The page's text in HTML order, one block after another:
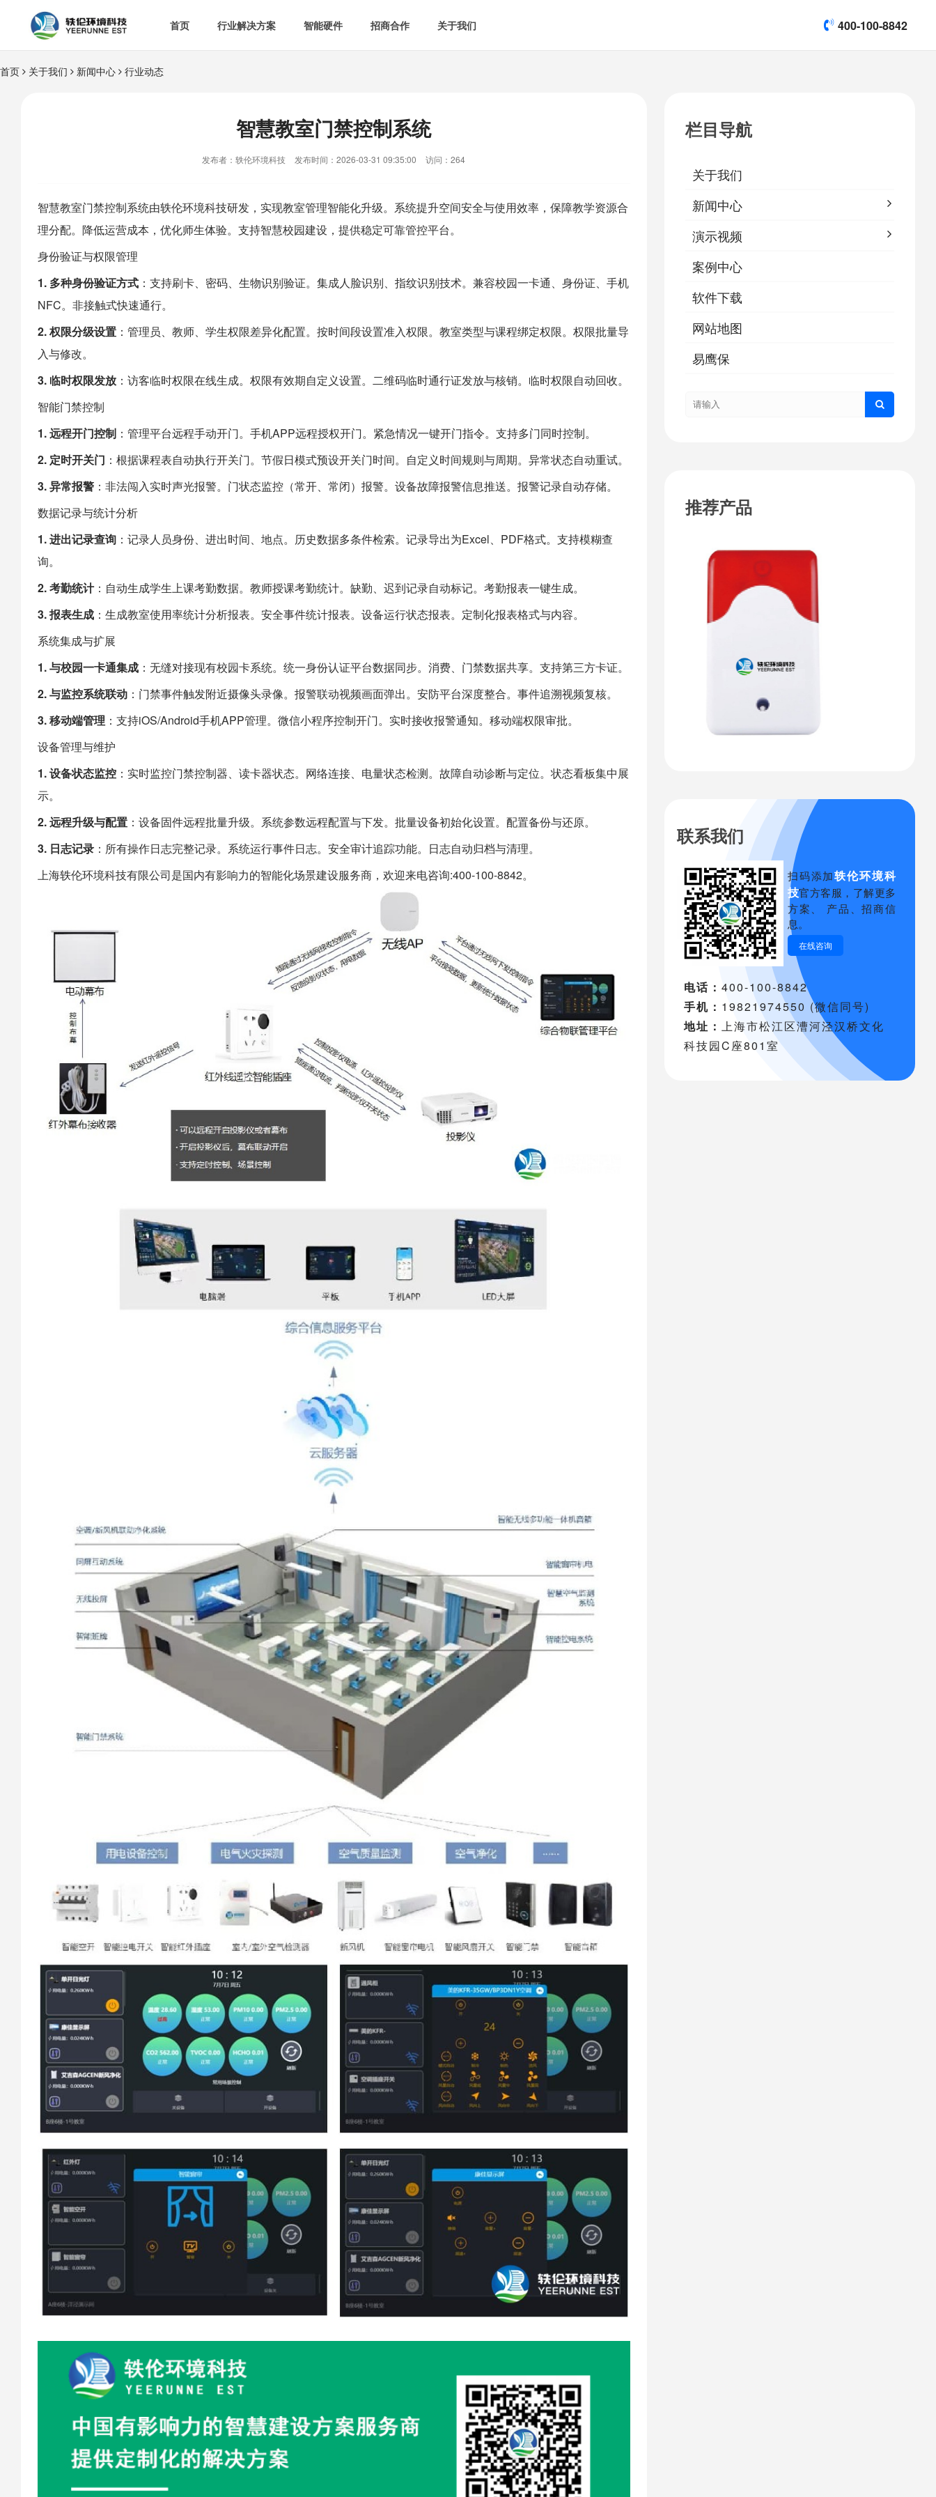
首页 行业解决方案
 空气监测方案 
热门解决方案  智慧场景建设
智能硬件

[list:subtitle]
招商合作 关于我们 400-100-8842
首页 关于我们 新闻中心 行业动态
智慧教室门禁控制系统
发布者：轶伦环境科技 发布时间：2026-03-31 09:35:00 访问：264
智慧教室门禁控制系统由轶伦环境科技研发，实现教室管理智能化升级。系统提升空间安全与使用效率，保障教学资源合
理分配。降低运营成本，优化师生体验。支持智慧校园建设，提供稳定可靠管控平台。
身份验证与权限管理
1. 多种身份验证方式 ：支持刷卡、密码、生物识别验证。集成人脸识别、指纹识别技术。兼容校园一卡通、身份证、手机
NFC。非接触式快速通行。
2. 权限分级设置 ：管理员、教师、学生权限差异化配置。按时间段设置准入权限。教室类型与课程绑定权限。权限批量导
入与修改。
3. 临时权限发放 ：访客临时权限在线生成。权限有效期自定义设置。二维码临时通行证发放与核销。临时权限自动回收。
智能门禁控制
1. 远程开门控制 ：管理平台远程手动开门。手机APP远程授权开门。紧急情况一键开门指令。支持多门同时控制。
2. 定时开关门 ：根据课程表自动执行开关门。节假日模式预设开关门时间。自定义时间规则与周期。异常状态自动重试。
3. 异常报警 ：非法闯入实时声光报警。门状态监控（常开、常闭）报警。设备故障报警信息推送。报警记录自动存储。
数据记录与统计分析
1. 进出记录查询 ：记录人员身份、进出时间、地点。历史数据多条件检索。记录导出为Excel、PDF格式。支持模糊查
询。
2. 考勤统计：自动生成学生上课考勤数据。教师授课考勤统计。缺勤、迟到记录自动标记。考勤报表一键生成。
3. 报表生成 ：生成教室使用率统计分析报表。安全事件统计报表。设备运行状态报表。定制化报表格式与内容。
系统集成与扩展
1. 与校园一卡通集成 ：无缝对接现有校园卡系统。统一身份认证平台数据同步。消费、门禁数据共享。支持第三方卡证。
2. 与监控系统联动 ：门禁事件触发附近摄像头录像。报警联动视频画面弹出。安防平台深度整合。事件追溯视频复核。
3. 移动端管理 ：支持iOS/Android手机APP管理。微信小程序控制开门。实时接收报警通知。移动端权限审批。
设备管理与维护
1. 设备状态监控 ：实时监控门禁控制器、读卡器状态。网络连接、电量状态检测。故障自动诊断与定位。状态看板集中展
示。
2. 远程升级与配置 ：设备固件远程批量升级。系统参数远程配置与下发。批量设备初始化设置。配置备份与还原。
3. 日志记录 ：所有操作日志完整记录。系统运行事件日志。安全审计追踪功能。日志自动归档与清理。
上海轶伦环境科技有限公司是国内有影响力的智能化场景建设服务商，欢迎来电咨询:400-100-8842。
栏目导航
关于我们
新闻中心
演示视频
案例中心
软件下载
网站地图
易鹰保
推荐产品
联系我们
扫码添加轶伦环境科
技官方客服，了解更多
方案、 产品、招商信
息。
在线咨询
电话：400-100-8842
手机： 19821974550 (微信同号)
地址：上海市松江区漕河泾汉桥文化
科技园C座801室